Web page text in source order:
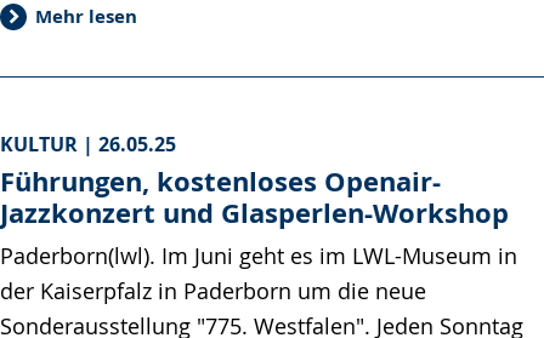
Mehr lesen
KULTUR | 26.05.25
Führungen, kostenloses Openair-
Jazzkonzert und Glasperlen-Workshop
Paderborn(lwl). Im Juni geht es im LWL-Museum in
der Kaiserpfalz in Paderborn um die neue
Sonderausstellung "775. Westfalen". Jeden Sonntag